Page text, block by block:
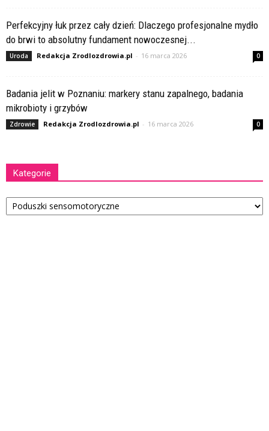
Perfekcyjny łuk przez cały dzień: Dlaczego profesjonalne mydło
do brwi to absolutny fundament nowoczesnej...
Uroda Redakcja Zrodlozdrowia.pl - 16 marca 2026 0
Badania jelit w Poznaniu: markery stanu zapalnego, badania
mikrobioty i grzybów
Zdrowie Redakcja Zrodlozdrowia.pl - 16 marca 2026 0
Kategorie
Kategorie